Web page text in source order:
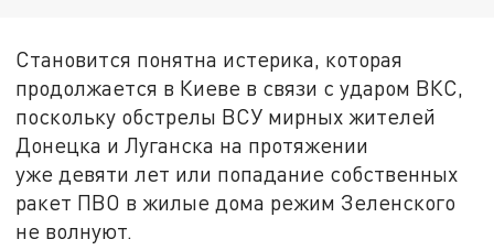
Становится понятна истерика, которая
продолжается в Киеве в связи с ударом ВКС,
поскольку обстрелы ВСУ мирных жителей
Донецка и Луганска на протяжении
уже девяти лет или попадание собственных
ракет ПВО в жилые дома режим Зеленского
не волнуют.